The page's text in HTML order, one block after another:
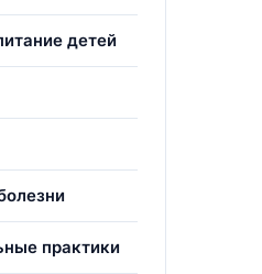
детей
практики